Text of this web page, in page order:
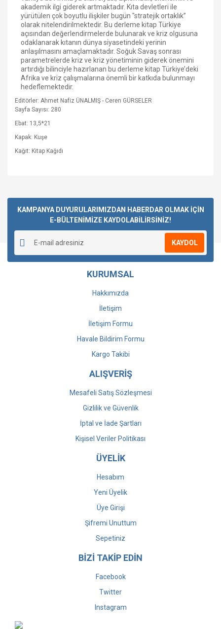
akademik ilgi giderek artmaktadır. Kıta devletleri ile
yürütülen çok boyutlu ilişkiler bugün "stratejik ortaklık”
olarak nitelendirilmektedir. Bu derleme kitap Türkiye
açısından değerlendirmelerde bulunarak ve kriz olgusuna
odaklanarak kıtanın dünya siyasetindeki yerinin
anlaşılmasını amaçlamaktadır. Soğuk Savaş sonrası
parametrelerde kriz ve kriz yönetiminin giderek önemini
artırdığı bilinciyle hazırlanan bu derleme kitap Türkiye’deki
Afrika ve kriz çalışmalarına önemli bir katkıda bulunmayı
hedeflemektedir.
Editörler: Ahmet Nafiz ÜNALMIŞ - Ceren GÜRSELER
Sayfa Sayısı: 280
Ebat: 13,5*21
Kapak: Kuşe
Kağıt: Kitap Kağıdı
KAMPANYA DUYURULARIMIZDAN HABERDAR OLMAK İÇİN
E-BÜLTENİMİZE KAYDOLABİLİRSİNİZ!
KAYDOL
KURUMSAL
Hakkımızda
İletişim
İletişim Formu
Havale Bildirim Formu
Kargo Takibi
ALIŞVERİŞ
Mesafeli Satış Sözleşmesi
Gizlilik ve Güvenlik
İptal ve İade Şartları
Kişisel Veriler Politikası
ÜYELİK
Hesabım
Yeni Üyelik
Üye Girişi
Şifremi Unuttum
Sepetiniz
BİZİ TAKİP EDİN
Facebook
Twitter
Instagram